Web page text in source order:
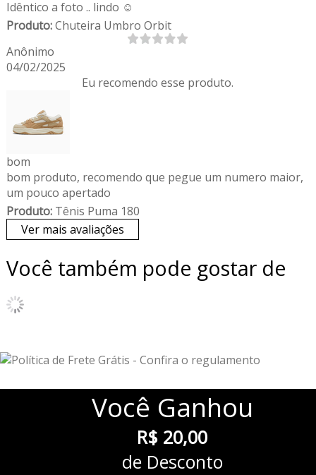
Idêntico a foto .. lindo ☺️
Produto:Chuteira Umbro Orbit
Anônimo
04/02/2025
Eu recomendo esse produto.
bom
bom produto, recomendo que pegue um numero maior,
um pouco apertado
Produto:Tênis Puma 180
Ver mais avaliações
Você também pode gostar de
Você Ganhou
R$ 20,00
de Desconto